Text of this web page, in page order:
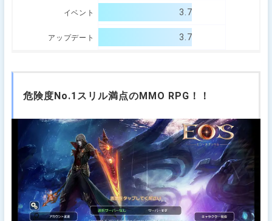
イベント 3.7
アップデート 3.7
危険度No.1スリル満点のMMO RPG！！